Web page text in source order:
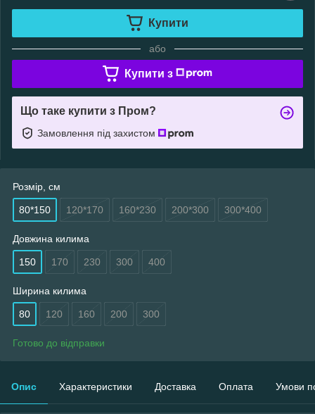
Купити
або
Купити з
Що таке купити з Пром?
Замовлення під захистом
Розмір, см
80*150 120*170 160*230 200*300 300*400
Довжина килима
150 170 230 300 400
Ширина килима
80 120 160 200 300
Готово до відправки
Опис Характеристики Доставка Оплата Умови